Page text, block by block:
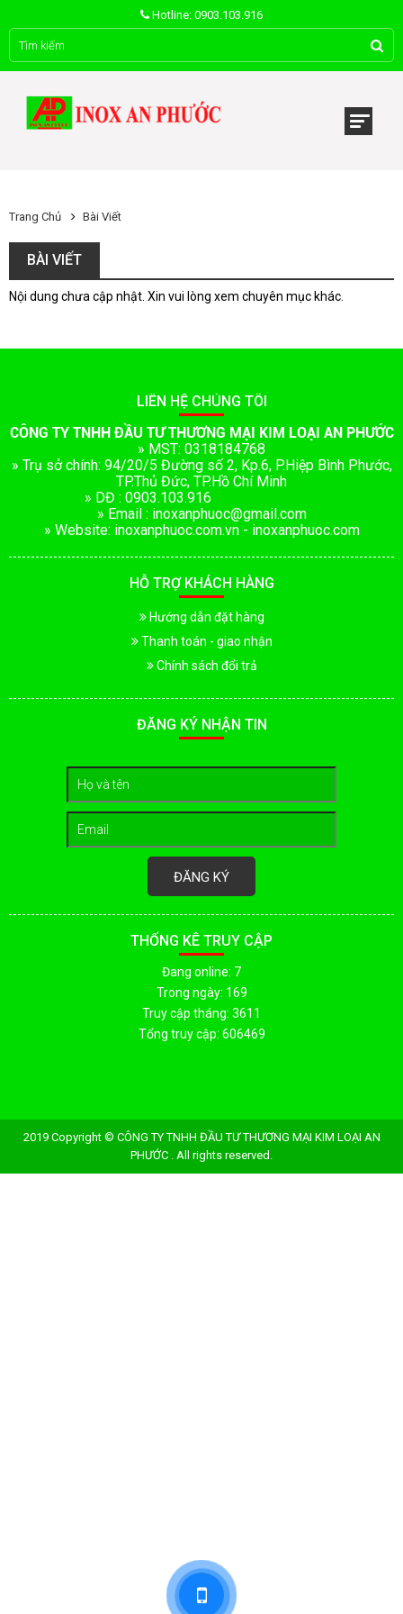
Hotline: 0903.103.916
Trang Chủ Bài Viết
BÀI VIẾT
Nội dung chưa cập nhật. Xin vui lòng xem chuyên mục khác.
LIÊN HỆ CHÚNG TÔI
CÔNG TY TNHH ĐẦU TƯ THƯƠNG MẠI KIM LOẠI AN PHƯỚC
» MST: 0318184768
» Trụ sở chính: 94/20/5 Đường số 2, Kp.6, P.Hiệp Bình Phước,
TP.Thủ Đức, TP.Hồ Chí Minh
» DĐ : 0903.103.916
» Email : inoxanphuoc@gmail.com
» Website: inoxanphuoc.com.vn - inoxanphuoc.com
HỖ TRỢ KHÁCH HÀNG
Hướng dẫn đặt hàng
Thanh toán - giao nhận
Chính sách đổi trả
ĐĂNG KÝ NHẬN TIN
ĐĂNG KÝ
THỐNG KÊ TRUY CẬP
Đang online: 7
Trong ngày: 169
Truy cập tháng: 3611
Tổng truy cập: 606469
2019 Copyright © CÔNG TY TNHH ĐẦU TƯ THƯƠNG MẠI KIM LOẠI AN
PHƯỚC . All rights reserved.